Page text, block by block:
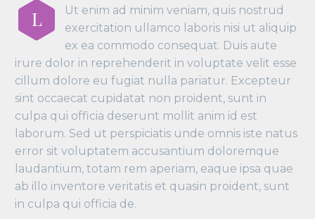
L
Ut enim ad minim veniam, quis nostrud
exercitation ullamco laboris nisi ut aliquip
ex ea commodo consequat. Duis aute
irure dolor in reprehenderit in voluptate velit esse
cillum dolore eu fugiat nulla pariatur. Excepteur
sint occaecat cupidatat non proident, sunt in
culpa qui officia deserunt mollit anim id est
laborum. Sed ut perspiciatis unde omnis iste natus
error sit voluptatem accusantium doloremque
laudantium, totam rem aperiam, eaque ipsa quae
ab illo inventore veritatis et quasin proident, sunt
in culpa qui officia de.